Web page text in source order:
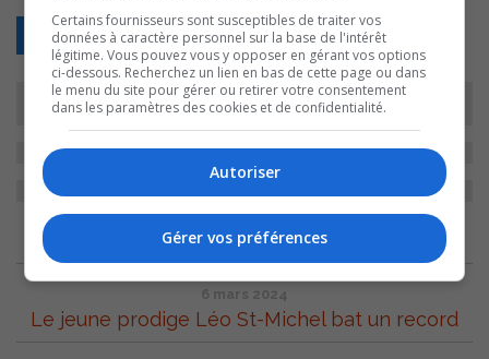
Retour
ARCHIVES
6 mars 2024
Le jeune prodige Léo St-Michel bat un record
Certains fournisseurs sont susceptibles de traiter vos
données à caractère personnel sur la base de l'intérêt
légitime. Vous pouvez vous y opposer en gérant vos options
ci-dessous. Recherchez un lien en bas de cette page ou dans
le menu du site pour gérer ou retirer votre consentement
dans les paramètres des cookies et de confidentialité.
Autoriser
Gérer vos préférences